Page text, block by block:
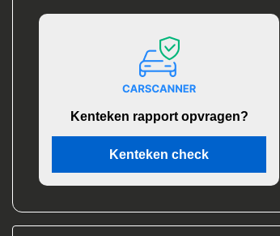
Kenteken rapport opvragen?
Kenteken check